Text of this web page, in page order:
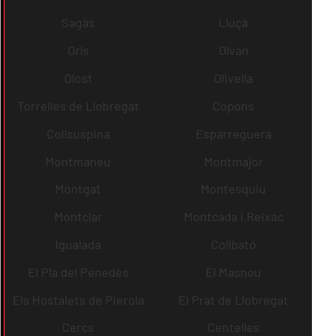
Sagàs
Lluçà
Orís
Olvan
Olost
Olivella
Torrelles de Llobregat
Copons
Collsuspina
Esparreguera
Montmaneu
Montmajor
Montgat
Montesquiu
Montclar
Montcada i Reixac
Igualada
Collbató
El Pla del Penedès
El Masnou
Els Hostalets de Pierola
El Prat de Llobregat
Cercs
Centelles